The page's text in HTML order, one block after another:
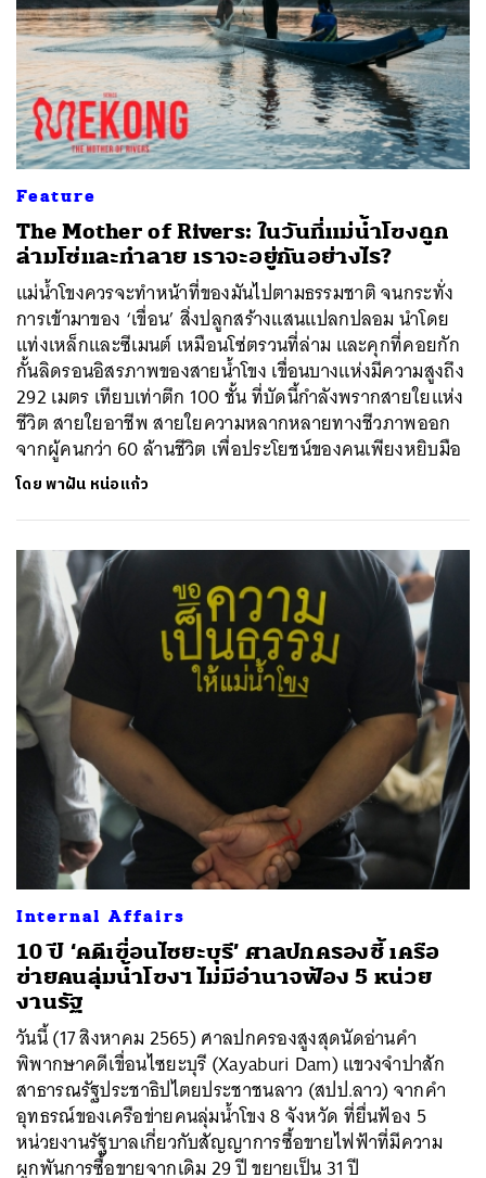
Feature
The Mother of Rivers: ในวันที่แม่น้ำโขงถูก
ล่ามโซ่และทำลาย เราจะอยู่กันอย่างไร?
แม่น้ำโขงควรจะทำหน้าที่ของมันไปตามธรรมชาติ จนกระทั่ง
การเข้ามาของ ‘เขื่อน’ สิ่งปลูกสร้างแสนแปลกปลอม นำโดย
แท่งเหล็กและซีเมนต์ เหมือนโซ่ตรวนที่ล่าม และคุกที่คอยกัก
กั้นลิดรอนอิสรภาพของสายน้ำโขง เขื่อนบางแห่งมีความสูงถึง
292 เมตร เทียบเท่าตึก 100 ชั้น ที่บัดนี้กำลังพรากสายใยแห่ง
ชีวิต สายใยอาชีพ สายใยความหลากหลายทางชีวภาพออก
จากผู้คนกว่า 60 ล้านชีวิต เพื่อประโยชน์ของคนเพียงหยิบมือ
โดยพาฝัน หน่อแก้ว
Internal Affairs
10 ปี ‘คดีเขื่อนไซยะบุรี’ ศาลปกครองชี้ เครือ
ข่ายคนลุ่มน้ำโขงฯ ไม่มีอำนาจฟ้อง 5 หน่วย
งานรัฐ
วันนี้ (17 สิงหาคม 2565) ศาลปกครองสูงสุดนัดอ่านคำ
พิพากษาคดีเขื่อนไซยะบุรี (Xayaburi Dam) แขวงจำปาสัก
สาธารณรัฐประชาธิปไตยประชาชนลาว (สปป.ลาว) จากคำ
อุทธรณ์ของเครือข่ายคนลุ่มน้ำโขง 8 จังหวัด ที่ยื่นฟ้อง 5
หน่วยงานรัฐบาลเกี่ยวกับสัญญาการซื้อขายไฟฟ้าที่มีความ
ผูกพันการซื้อขายจากเดิม 29 ปี ขยายเป็น 31 ปี